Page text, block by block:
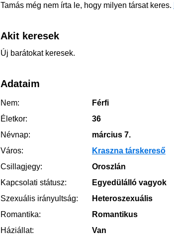
Tamás még nem írta le, hogy milyen társat keres.
Akit keresek
Új barátokat keresek.
Adataim
Nem:
Férfi
Életkor:
36
Névnap:
március 7.
Város:
Kraszna társkereső
Csillagjegy:
Oroszlán
Kapcsolati státusz:
Egyedülálló vagyok
Szexuális irányultság:
Heteroszexuális
Romantika:
Romantikus
Háziállat:
Van